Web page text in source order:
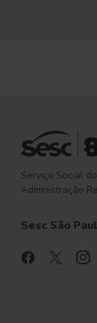
Serviço Social
Administração
Sesc São